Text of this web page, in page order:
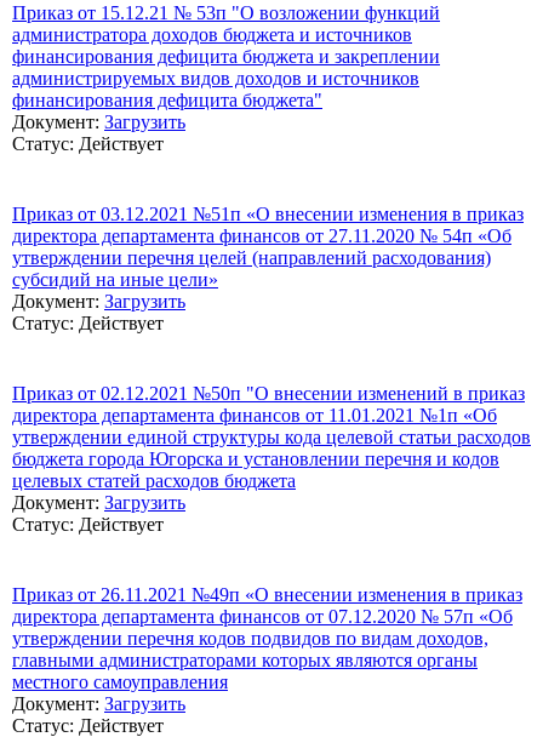
Приказ от 15.12.21 № 53п "О возложении функций
администратора доходов бюджета и источников
финансирования дефицита бюджета и закреплении
администрируемых видов доходов и источников
финансирования дефицита бюджета"
Документ: Загрузить
Статус: Действует
Приказ от 03.12.2021 №51п «О внесении изменения в приказ
директора департамента финансов от 27.11.2020 № 54п «Об
утверждении перечня целей (направлений расходования)
субсидий на иные цели»
Документ: Загрузить
Статус: Действует
Приказ от 02.12.2021 №50п "О внесении изменений в приказ
директора департамента финансов от 11.01.2021 №1п «Об
утверждении единой структуры кода целевой статьи расходов
бюджета города Югорска и установлении перечня и кодов
целевых статей расходов бюджета
Документ: Загрузить
Статус: Действует
Приказ от 26.11.2021 №49п «О внесении изменения в приказ
директора департамента финансов от 07.12.2020 № 57п «Об
утверждении перечня кодов подвидов по видам доходов,
главными администраторами которых являются органы
местного самоуправления
Документ: Загрузить
Статус: Действует